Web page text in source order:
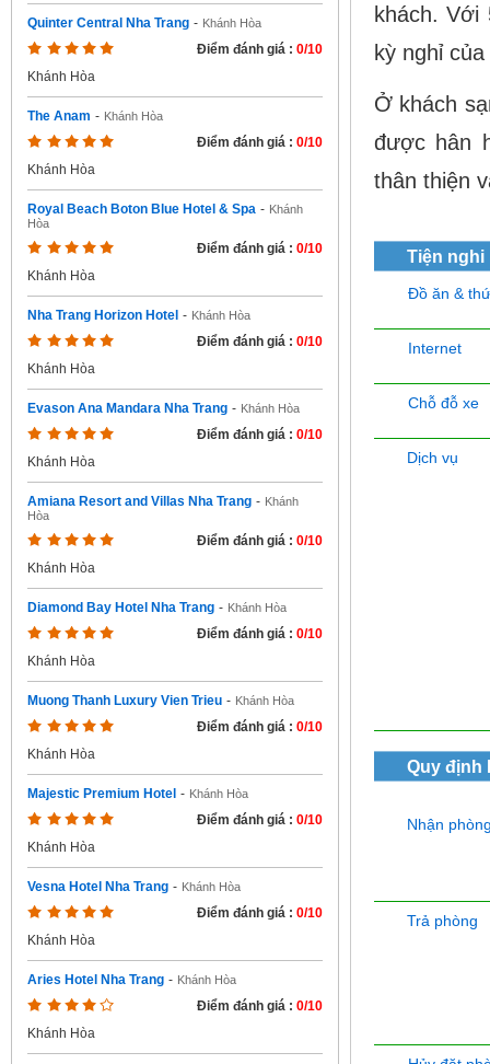
Quinter Central Nha Trang - Khánh Hòa
Điểm đánh giá : 0/10
Khánh Hòa
The Anam - Khánh Hòa
Điểm đánh giá : 0/10
Khánh Hòa
Royal Beach Boton Blue Hotel & Spa - Khánh
Hòa
Điểm đánh giá : 0/10
Khánh Hòa
Nha Trang Horizon Hotel - Khánh Hòa
Điểm đánh giá : 0/10
Khánh Hòa
Evason Ana Mandara Nha Trang - Khánh Hòa
Điểm đánh giá : 0/10
Khánh Hòa
Amiana Resort and Villas Nha Trang - Khánh
Hòa
Điểm đánh giá : 0/10
Khánh Hòa
Diamond Bay Hotel Nha Trang - Khánh Hòa
Điểm đánh giá : 0/10
Khánh Hòa
Muong Thanh Luxury Vien Trieu - Khánh Hòa
Điểm đánh giá : 0/10
Khánh Hòa
Majestic Premium Hotel - Khánh Hòa
Điểm đánh giá : 0/10
Khánh Hòa
Vesna Hotel Nha Trang - Khánh Hòa
Điểm đánh giá : 0/10
Khánh Hòa
Aries Hotel Nha Trang - Khánh Hòa
Điểm đánh giá : 0/10
Khánh Hòa
khách. Với
kỳ nghỉ
Ởkhách
được hân
thân thiện
Tiện nghi
Đồ ăn &
Internet
Chỗ đỗ xe
Dịch vụ
Quy định
Nhận
Trả phòng